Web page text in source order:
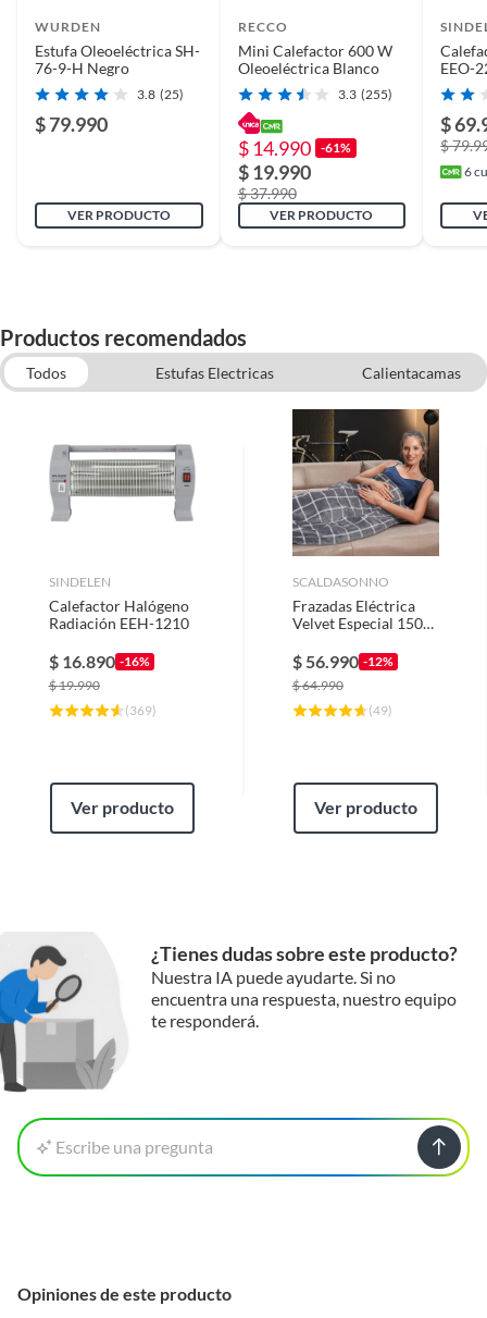
WURDEN
Estufa Oleoeléctrica SH-
76-9-H Negro
3.8 (25)
$ 79.990
VER PRODUCTO
RECCO
Mini Calefactor 600 W
Oleoeléctrica Blanco
3.3 (255)
$ 14.990 -61%
$ 19.990
$ 37.990
VER PRODUCTO
EEO-
Digital
$
$
6
Productos recomendados
Todos Estufas Electricas
Calientacamas
SINDELEN
Calefactor Halógeno
Radiación EEH-1210
$ 16.890 -16%
$19.990
(369)
Ver producto
SCALDASONNO
Frazadas Eléctrica
Velvet Especial 150
$ 56.990 -12%
$64.990
(49)
Ver producto
¿Tienes dudas sobre este producto?
Nuestra IA puede ayudarte. Si no
encuentra una respuesta, nuestro equipo
te responderá.
Escribe una pregunta
Opiniones de este producto